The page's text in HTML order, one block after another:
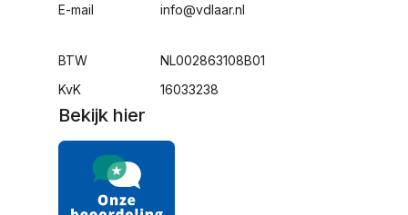
E-mail
BTW
KvK
info@vdlaar.nl
NL002863108B01
16033238
Bekijk hier